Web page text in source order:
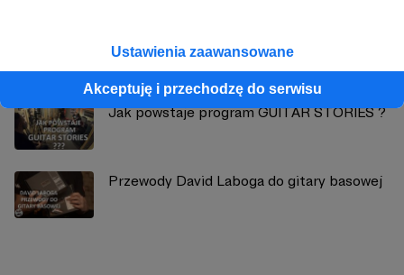
Ustawienia zaawansowane
Akceptuję i przechodzę do serwisu
Reportaż zdjęciowy z planu
Jak powstaje program GUITAR STORIES ?
Przewody David Laboga do gitary basowej